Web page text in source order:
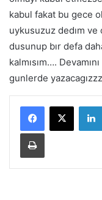
Yazdır